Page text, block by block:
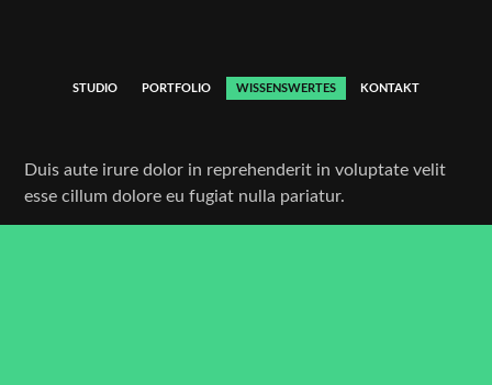
STUDIO PORTFOLIO WISSENSWERTES KONTAKT
Duis aute irure dolor in reprehenderit in voluptate velit
esse cillum dolore eu fugiat nulla pariatur.